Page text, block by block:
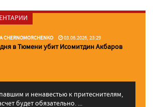
CHERNOMORCHENKO 03.06.2026, 23:29
в Тюмени убит Исомитдин Акбаров
и ненавестью к притеснителям,
будет обязательно. ...